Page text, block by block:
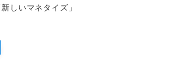
しいマネタイズ」